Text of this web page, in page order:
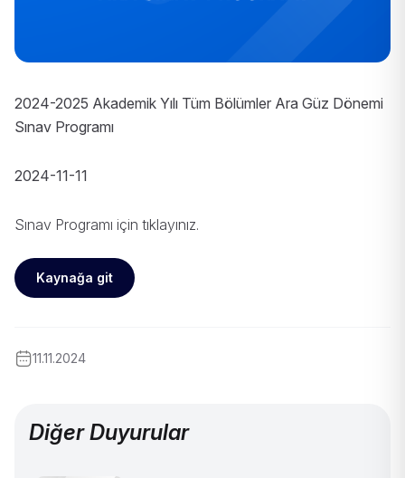
2024-2025 Akademik Yılı Tüm Bölümler Ara Güz Dönemi
Sınav Programı
2024-11-11
Sınav Programı için tıklayınız.
Kaynağa git
11.11.2024
Diğer Duyurular